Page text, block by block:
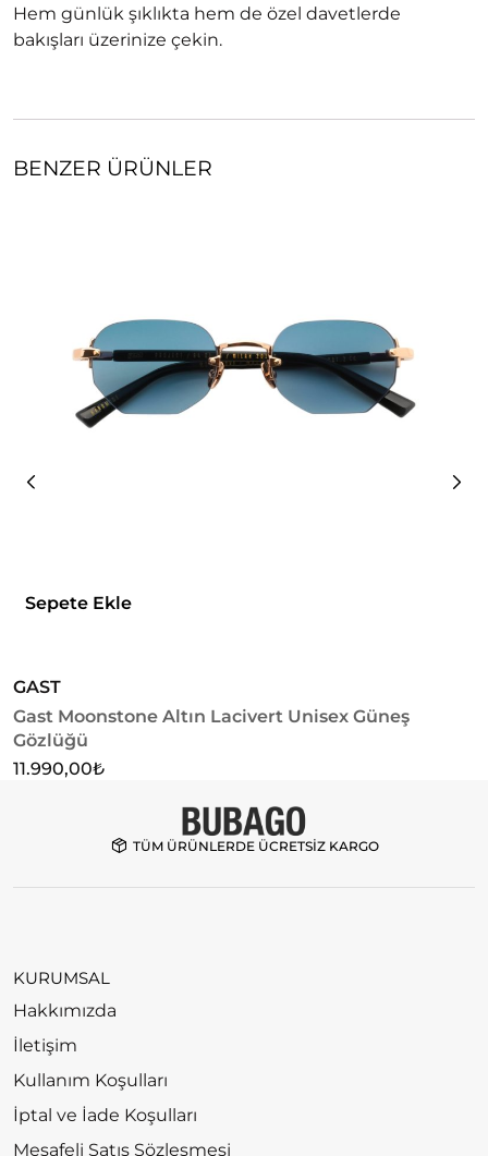
Hem günlük şıklıkta hem de özel davetlerde
bakışları üzerinize çekin.
BENZER ÜRÜNLER
Sepete Ekle
GAST
Gast Moonstone Altın Lacivert Unisex Güneş
Gözlüğü
11.990,00₺
TÜM ÜRÜNLERDE ÜCRETSİZ KARGO
KURUMSAL
Hakkımızda
İletişim
Kullanım Koşulları
İptal ve İade Koşulları
Mesafeli Satış Sözleşmesi